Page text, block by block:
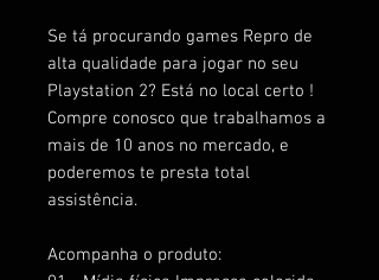
Se tá procurando games Repro de
alta qualidade para jogar no seu
Playstation 2? Está no local certo !
Compre conosco que trabalhamos a
mais de 10 anos no mercado, e
poderemos te presta total
assistência.
Acompanha o produto: